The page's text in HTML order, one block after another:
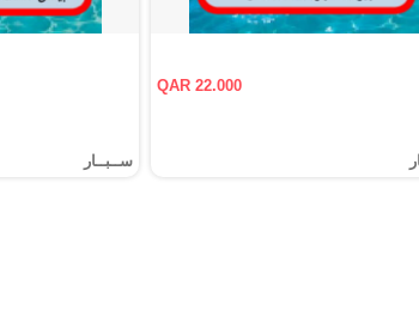
QAR 22.000
ســبــار